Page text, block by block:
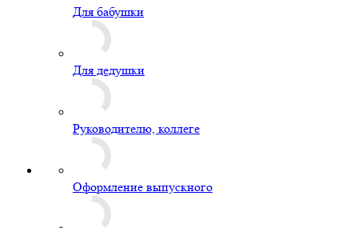
Для бабушки
Для дедушки
Руководителю, коллеге
Оформление выпускного